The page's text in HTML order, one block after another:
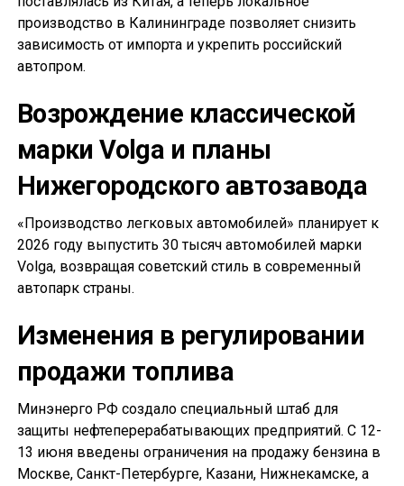
производство в Калининграде позволяет снизить
зависимость от импорта и укрепить российский
автопром.
Возрождение классической
марки Volga и планы
Нижегородского автозавода
«Производство легковых автомобилей» планирует к
2026 году выпустить 30 тысяч автомобилей марки
Volga, возвращая советский стиль в современный
автопарк страны.
Изменения в регулировании
продажи топлива
Минэнерго РФ создало специальный штаб для
защиты нефтеперерабатывающих предприятий. С 12-
13 июня введены ограничения на продажу бензина в
Москве, Санкт-Петербурге, Казани, Нижнекамске, а